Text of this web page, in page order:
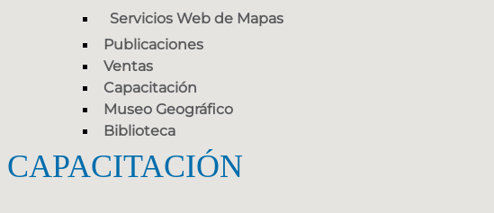
Servicios Web de Mapas
Publicaciones
Ventas
Capacitación
Museo Geográfico
Biblioteca
CAPACITACIÓN